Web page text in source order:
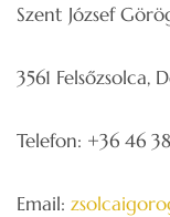
Szent József
3561 Felsőzsolca,
Telefon: +36 46
Email: